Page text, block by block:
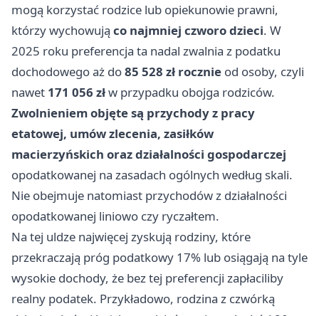
mogą korzystać rodzice lub opiekunowie prawni,
którzy wychowują co najmniej czworo dzieci. W
2025 roku preferencja ta nadal zwalnia z podatku
dochodowego aż do85 528 zł rocznie od osoby, czyli
nawet 171 056 złw przypadku obojga rodziców.
Zwolnieniem objęte są przychody z pracy
etatowej, umów zlecenia, zasiłków
macierzyńskich oraz działalności gospodarczej
opodatkowanej na zasadach ogólnych według skali.
Nie obejmuje natomiast przychodów z działalności
opodatkowanej liniowo czy ryczałtem.
Na tej uldze najwięcej zyskują rodziny, które
przekraczają próg podatkowy 17% lub osiągają na tyle
wysokie dochody, że bez tej preferencji zapłaciliby
realny podatek. Przykładowo, rodzina z czwórką